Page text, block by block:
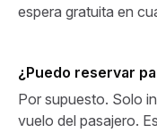
espera gratuita en
¿Puedo reservar
Por supuesto. Solo
vuelo del pasajero.